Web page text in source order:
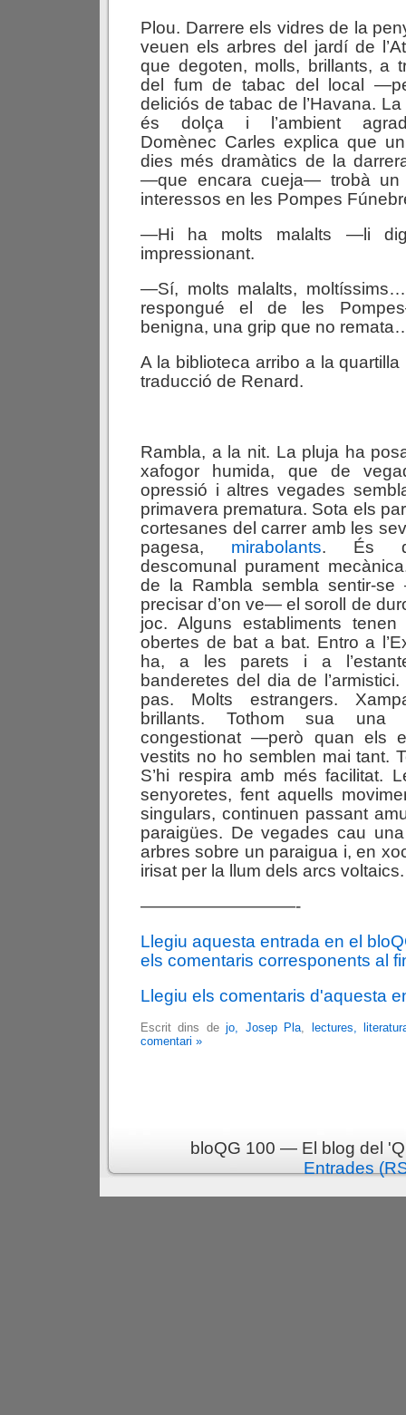
Plou. Darrere els vidres de la
veuen els arbres del jardí de
que degoten, molls, brillants, a
del fum de tabac del local
deliciós de tabac de l’Havana. La
és dolça i l’ambient
Domènec Carles explica que
dies més dramàtics de la
—que encara cueja— trobà un
interessos en les Pompes
—Hi ha molts malalts —li
impressionant.
—Sí, molts malalts,
respongué el de les
benigna, una grip que no
A la biblioteca arribo a la
traducció de Renard.
Rambla, a la nit. La pluja ha
xafogor humida, que de
opressió i altres vegades
primavera prematura. Sota els
cortesanes del carrer amb les
pagesa, mirabolants. És
descomunal purament
de la Rambla sembla sentir-
precisar d’on ve— el soroll de
joc. Alguns establiments
obertes de bat a bat. Entro a
ha, a les parets i a
banderetes del dia de
pas. Molts estrangers.
brillants. Tothom sua
congestionat —però quan els
vestits no ho semblen mai tant.
S’hi respira amb més facilitat.
senyoretes, fent aquells
singulars, continuen passant
paraigües. De vegades cau
arbres sobre un paraigua i, en
irisat per la llum dels arcs voltaics.
—————————-
Llegiu aquesta entrada en el
els comentaris corresponents al
Llegiu els comentaris d'aquesta
Escrit dins dejo, Josep Pla,
lectures,
comentari »
bloQG 100 — El blog del
Entrades